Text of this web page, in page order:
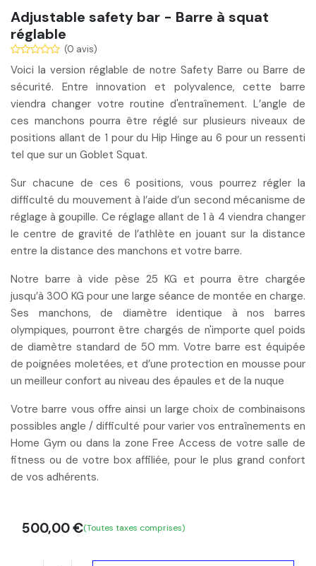
Adjustable safety bar - Barre à squat
réglable
(0 avis)
Voici la version réglable de notre Safety Barre ou Barre de
sécurité. Entre innovation et polyvalence, cette barre
viendra changer votre routine d'entraînement. L’angle de
ces manchons pourra être réglé sur plusieurs niveaux de
positions allant de 1 pour du Hip Hinge au 6 pour un ressenti
tel que sur un Goblet Squat.
Sur chacune de ces 6 positions, vous pourrez régler la
difficulté du mouvement à l’aide d’un second mécanisme de
réglage à goupille. Ce réglage allant de 1 à 4 viendra changer
lecentre de gravité de l’athlète en jouant sur la distance
entre la distance des manchons et votre barre.
Notre barre à vide pèse 25 KG et pourra êtrechargée
jusqu’à 300 KG pour une large séance de montée en charge.
Ses manchons, de diamètre identique à nos barres
olympiques, pourront être chargés de n'importe quel poids
de diamètre standard de 50 mm. Votre barre est équipée
de poignées moletées, et d’une protection en mousse pour
un meilleur confort au niveau des épaules et de la nuque
Votre barre vous offre ainsi un large choix de combinaisons
possibles angle / difficulté pour varier vos entraînements en
Home Gym ou dans la zone Free Access de votre salle de
fitness ou de votre box affiliée, pour le plus grand confort
de vos adhérents.
500,00€(Toutes taxes comprises)